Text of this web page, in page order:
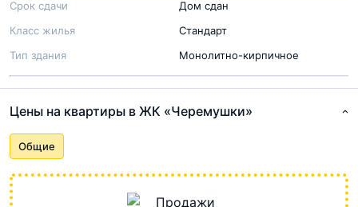
Срок сдачи
Дом сдан
Класс жилья
Стандарт
Тип здания
Монолитно-кирпичное
Цены на квартиры в ЖК «Черемушки»
Общие